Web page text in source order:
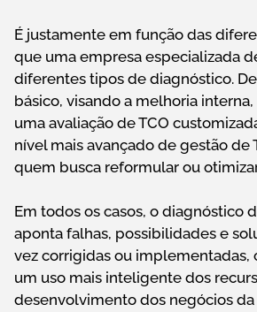
É justamente em função das
que uma empresa especializada
diferentes tipos de diagnóstico.
básico, visando a melhoria
uma avaliação de TCO
nível mais avançado de gestão de
quem busca reformular ou
Em todos os casos, o diagnóstico
aponta falhas, possibilidades e
vez corrigidas ou implementadas,
um uso mais inteligente dos
desenvolvimento dos negócios da